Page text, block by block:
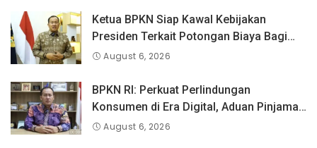
Ketua BPKN Siap Kawal Kebijakan
Presiden Terkait Potongan Biaya Bagi
Penyandang Disabilitas
August 6, 2026
BPKN RI: Perkuat Perlindungan
Konsumen di Era Digital, Aduan Pinjaman
Online Masih Menjadi Perhatian Serius
August 6, 2026